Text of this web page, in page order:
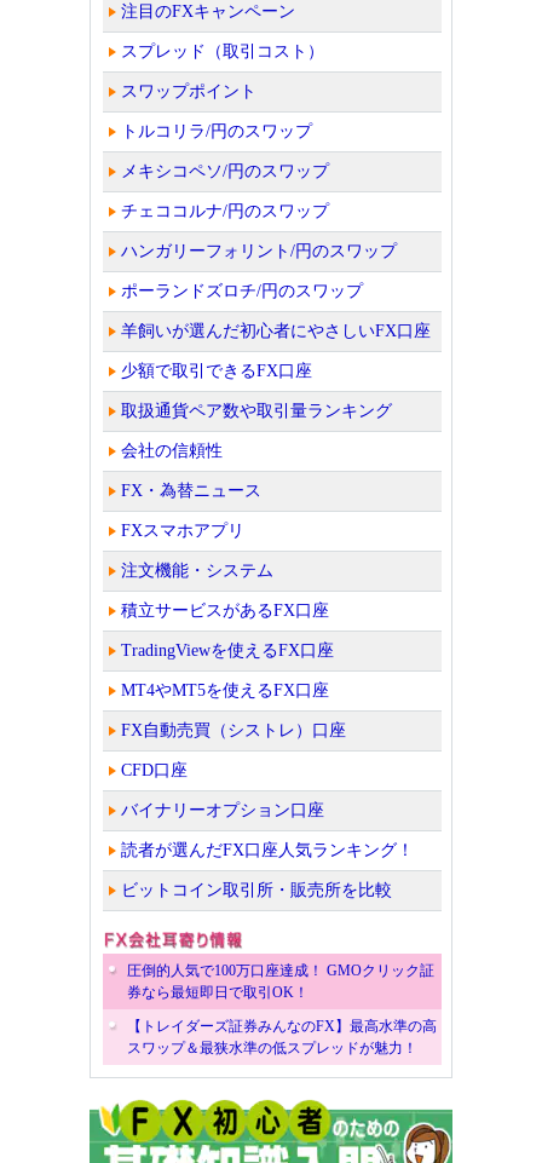
注目のFXキャンペーン
スプレッド（取引コスト）
スワップポイント
トルコリラ/円のスワップ
メキシコペソ/円のスワップ
チェココルナ/円のスワップ
ハンガリーフォリント/円のスワップ
ポーランドズロチ/円のスワップ
羊飼いが選んだ初心者にやさしいFX口座
少額で取引できるFX口座
取扱通貨ペア数や取引量ランキング
会社の信頼性
FX・為替ニュース
FXスマホアプリ
注文機能・システム
積立サービスがあるFX口座
TradingViewを使えるFX口座
MT4やMT5を使えるFX口座
FX自動売買（シストレ）口座
CFD口座
バイナリーオプション口座
読者が選んだFX口座人気ランキング！
ビットコイン取引所・販売所を比較
圧倒的人気で100万口座達成！ GMOクリック証
券なら最短即日で取引OK！
【トレイダーズ証券みんなのFX】最高水準の高
スワップ＆最狭水準の低スプレッドが魅力！